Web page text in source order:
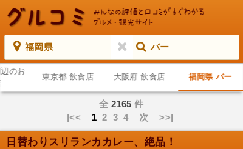
福岡県 バー
のお
東京都 飲食店 大阪府 飲食店 福岡県 バー
全2165 件
|<< 12 3 4 次 >>|
日替わりスリランカカレー、絶品！